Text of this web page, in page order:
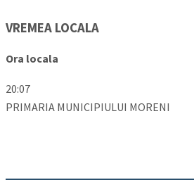
VREMEA LOCALA
Ora locala
20:07
PRIMARIA MUNICIPIULUI MORENI